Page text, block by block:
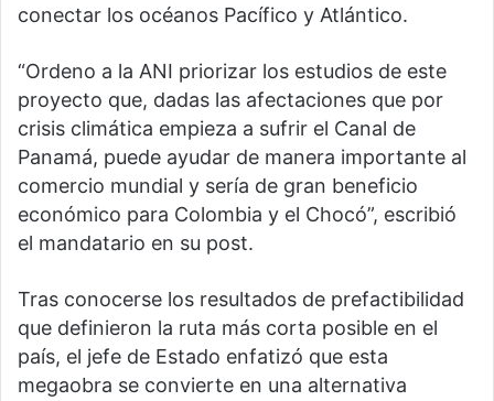
conectar los océanos Pacífico y Atlántico.
“Ordeno a la ANI priorizar los estudios de este
proyecto que, dadas las afectaciones que por
crisis climática empieza a sufrir el Canal de
Panamá, puede ayudar de manera importante al
comercio mundial y sería de gran beneficio
económico para Colombia y el Chocó”, escribió
el mandatario en su post.
Tras conocerse los resultados de prefactibilidad
que definieron la ruta más corta posible en el
país, el jefe de Estado enfatizó que esta
megaobra se convierte en una alternativa